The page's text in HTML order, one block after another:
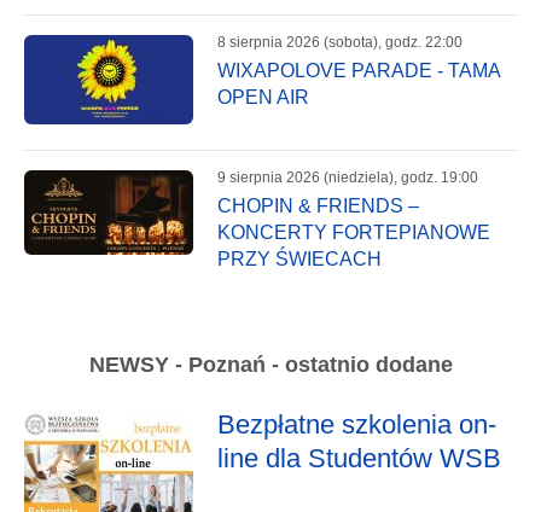
8 sierpnia 2026 (sobota), godz. 22:00
WIXAPOLOVE PARADE - TAMA
OPEN AIR
9 sierpnia 2026 (niedziela), godz. 19:00
CHOPIN & FRIENDS –
KONCERTY FORTEPIANOWE
PRZY ŚWIECACH
NEWSY - Poznań - ostatnio dodane
Bezpłatne szkolenia on-
line dla Studentów WSB